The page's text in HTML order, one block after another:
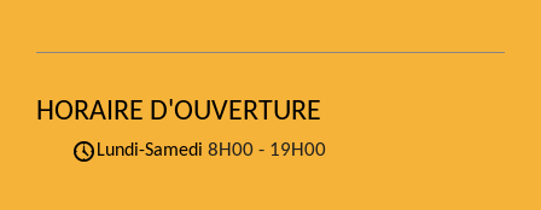
HORAIRE D'OUVERTURE
Lundi-Samedi 8H00 - 19H00